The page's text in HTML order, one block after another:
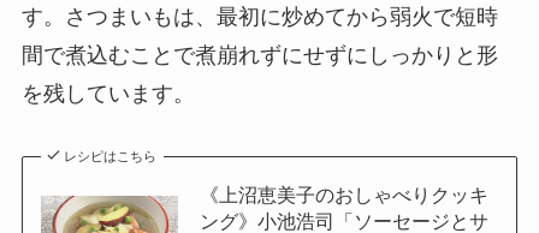
す。さつまいもは、最初に炒めてから弱火で短時
間で煮込むことで煮崩れずにせずにしっかりと形
を残しています。
レシピはこちら
《上沼恵美子のおしゃべりクッキ
ング》小池浩司「ソーセージとサ